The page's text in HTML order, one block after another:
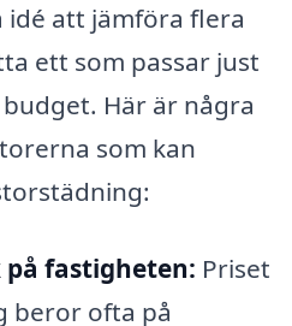
idé att jämföra flera
ett som passar just
Här är några
som kan
fastigheten: Priset
beror ofta på